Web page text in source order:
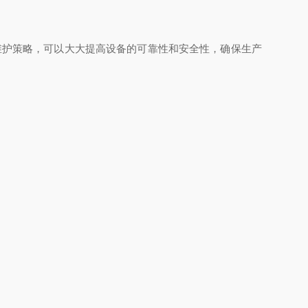
略，可以大大提高设备的可靠性和安全性，确保生产